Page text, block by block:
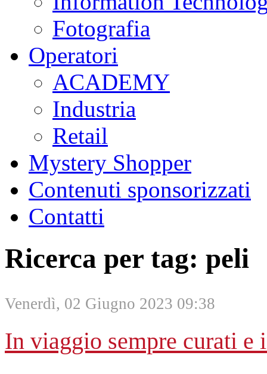
Fotografia
Operatori
ACADEMY
Industria
Retail
Mystery Shopper
Contenuti sponsorizzati
Contatti
Ricerca per tag: peli
Venerdì, 02 Giugno 2023 09:38
In viaggio sempre curati e